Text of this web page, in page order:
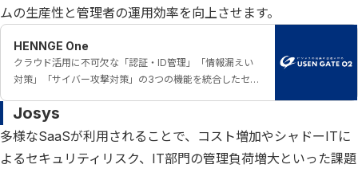
ムの生産性と管理者の運用効率を向上させます。
HENNGE One
クラウド活用に不可欠な「認証・ID管理」「情報漏えい
対策」「サイバー攻撃対策」の3つの機能を統合したセ
Josys
多様なSaaSが利用されることで、コスト増加やシャドーITに
よるセキュリティリスク、IT部門の管理負荷増大といった課題